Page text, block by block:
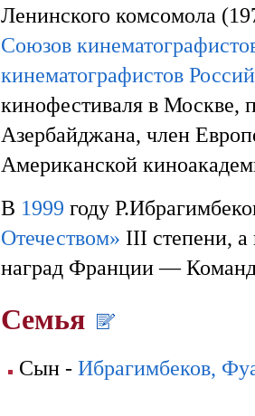
Ленинского комсомола
Союзов
кинематографистов
кинофестиваля в Москве,
Азербайджана, член
Американской
В 1999 году
Отечеством» III степени, а
наград Франции —
Семья
Сын - Ибрагимбеков,